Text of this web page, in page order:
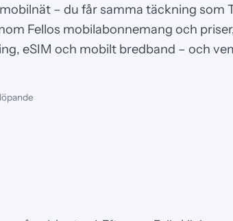
– du får samma täckning som
Fellos mobilabonnemang och
eSIM och mobilt bredband – och